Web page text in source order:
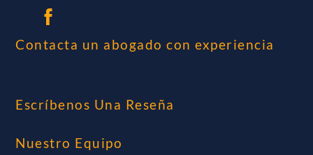
Contacta un abogado con experiencia
Escríbenos Una Reseña
Nuestro Equipo